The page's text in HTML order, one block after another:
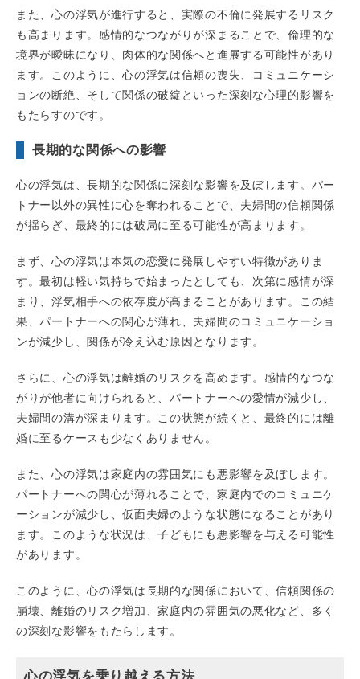
また、心の浮気が進行すると、実際の不倫に発展するリスク
も高まります。感情的なつながりが深まることで、倫理的な
境界が曖昧になり、肉体的な関係へと進展する可能性があり
ます。このように、心の浮気は信頼の喪失、コミュニケーシ
ョンの断絶、そして関係の破綻といった深刻な心理的影響を
もたらすのです。
長期的な関係への影響
心の浮気は、長期的な関係に深刻な影響を及ぼします。パー
トナー以外の異性に心を奪われることで、夫婦間の信頼関係
が揺らぎ、最終的には破局に至る可能性が高まります。
まず、心の浮気は本気の恋愛に発展しやすい特徴がありま
す。最初は軽い気持ちで始まったとしても、次第に感情が深
まり、浮気相手への依存度が高まることがあります。この結
果、パートナーへの関心が薄れ、夫婦間のコミュニケーショ
ンが減少し、関係が冷え込む原因となります。
さらに、心の浮気は離婚のリスクを高めます。感情的なつな
がりが他者に向けられると、パートナーへの愛情が減少し、
夫婦間の溝が深まります。この状態が続くと、最終的には離
婚に至るケースも少なくありません。
また、心の浮気は家庭内の雰囲気にも悪影響を及ぼします。
パートナーへの関心が薄れることで、家庭内でのコミュニケ
ーションが減少し、仮面夫婦のような状態になることがあり
ます。このような状況は、子どもにも悪影響を与える可能性
があります。
このように、心の浮気は長期的な関係において、信頼関係の
崩壊、離婚のリスク増加、家庭内の雰囲気の悪化など、多く
の深刻な影響をもたらします。